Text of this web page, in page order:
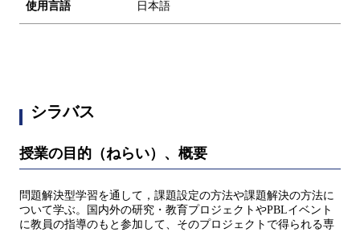
使用言語 日本語
シラバス
授業の目的（ねらい）、概要
問題解決型学習を通して，課題設定の方法や課題解決の方法に
ついて学ぶ。国内外の研究・教育プロジェクトやPBLイベント
に教員の指導のもと参加して、そのプロジェクトで得られる専